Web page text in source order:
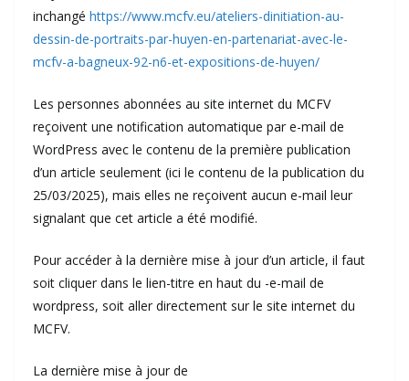
inchangé https://www.mcfv.eu/ateliers-dinitiation-au-
dessin-de-portraits-par-huyen-en-partenariat-avec-le-
mcfv-a-bagneux-92-n6-et-expositions-de-huyen/
Les personnes abonnées au site internet du MCFV
reçoivent une notification automatique par e-mail de
WordPress avec le contenu de la première publication
d’un article seulement (ici le contenu de la publication du
25/03/2025), mais elles ne reçoivent aucun e-mail leur
signalant que cet article a été modifié.
Pour accéder à la dernière mise à jour d’un article, il faut
soit cliquer dans le lien-titre en haut du -e-mail de
wordpress, soit aller directement sur le site internet du
MCFV.
La dernière mise à jour de